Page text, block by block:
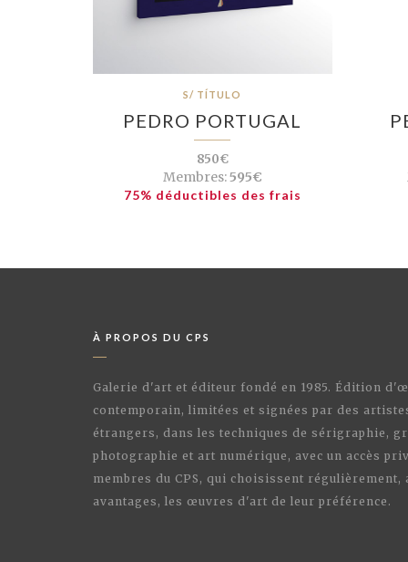
S/ TÍTULO
PEDRO PORTUGAL
850€
Membres:595€
75% déductibles des frais
À PROPOS DU CPS
Galerie d'art et éditeur fondé en 1985. Édition
contemporain, limitées et signées par des
étrangers, dans les techniques de sérigraphie,
photographie et art numérique, avec un accès
membres du CPS, qui choisissent régulièrement,
avantages, les œuvres d'art de leur préférence.